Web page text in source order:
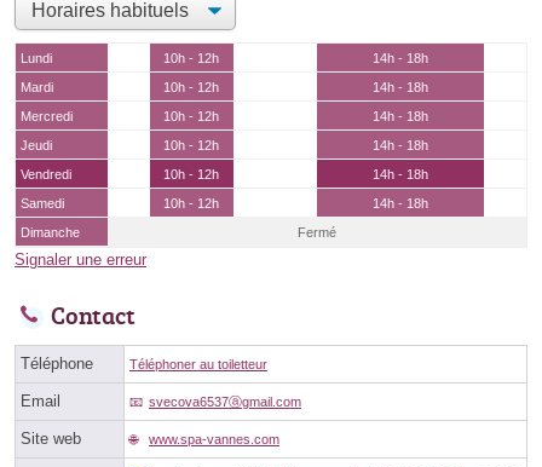
Lundi 10h - 12h
14h - 18h
Mardi
10h - 12h
14h - 18h
Mercredi
10h - 12h
14h - 18h
Jeudi
10h - 12h
14h - 18h
Vendredi
10h - 12h
14h - 18h
Samedi
10h - 12h
14h - 18h
Dimanche
Fermé
Signaler une erreur
Contact
Téléphone Téléphoner au toiletteur
Email svecova6537ⓐgmail.com
Site web www.spa-vannes.com